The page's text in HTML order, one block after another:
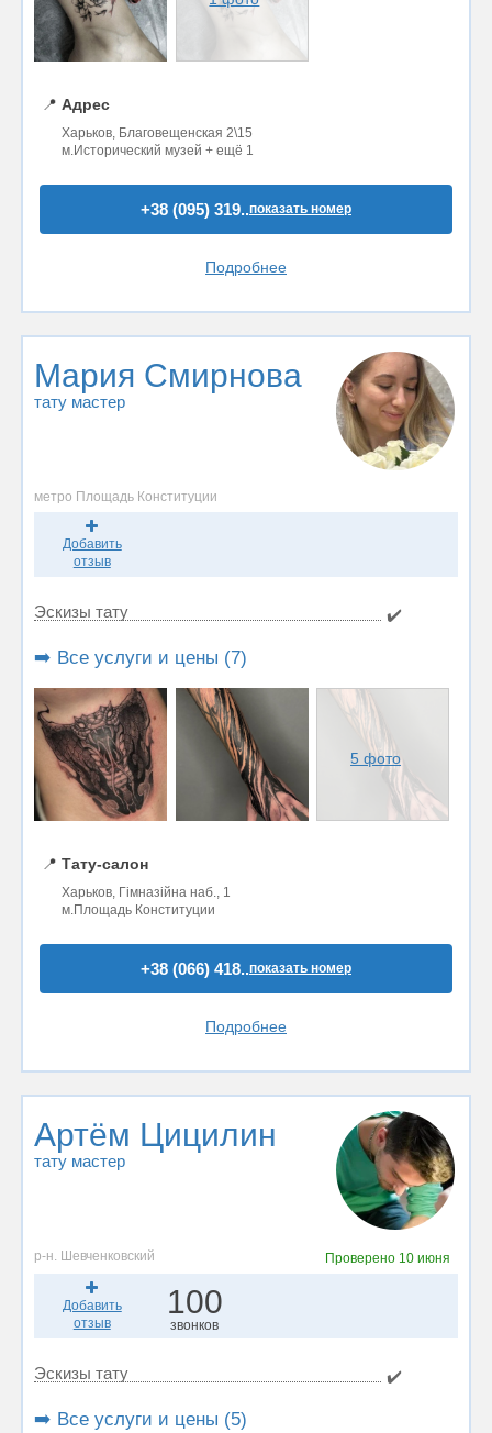
📍 Адрес
Харьков, Благовещенская 2\15
м.Исторический музей + ещё 1
+38 (095) 319..показать номер
Подробнее
Мария Смирнова
тату мастер
метро Площадь Конституции
Добавить
отзыв
Эскизы тату ✔️
➡️ Все услуги и цены (7)
5 фото
📍 Тату-салон
Харьков, Гімназійна наб., 1
м.Площадь Конституции
+38 (066) 418..показать номер
Подробнее
Артём Цицилин
тату мастер
р-н. Шевченковский Проверено 10 июня
Добавить
отзыв
100
звонков
Эскизы тату ✔️
➡️ Все услуги и цены (5)